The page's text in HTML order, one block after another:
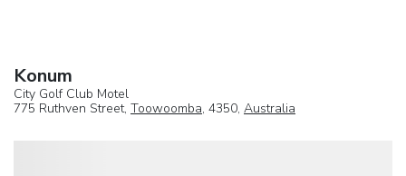
Konum
City Golf Club Motel
775 Ruthven Street, Toowoomba, 4350, Australia